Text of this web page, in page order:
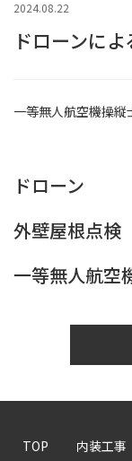
2024.08.22
ドローンに
一等無人航空機操縦
ドローン
外壁屋根点検
一等無人航空
TOP 内装工事